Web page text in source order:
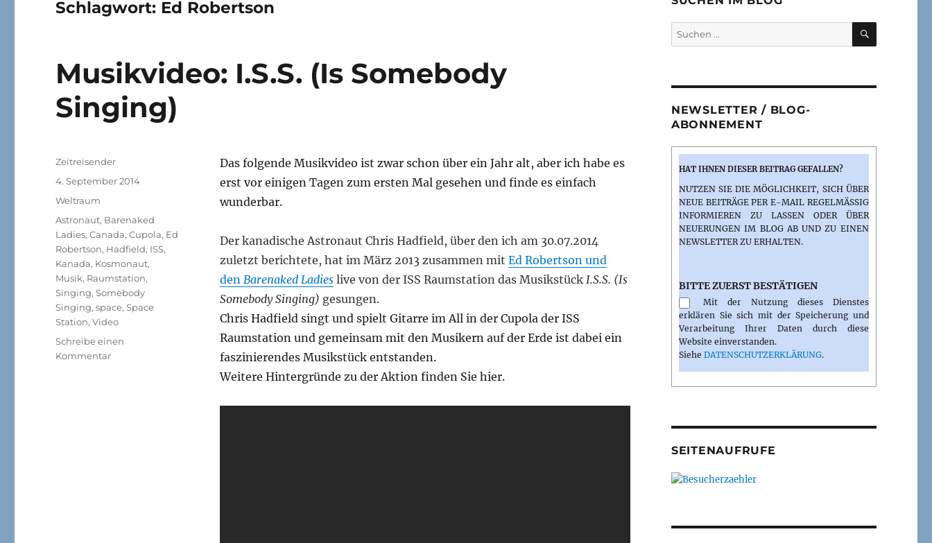
Schlagwort: Ed Robertson
Musikvideo: I.S.S. (Is Somebody
Singing)
Das folgende Musikvideo ist zwar schon über ein Jahr alt, aber ich habe es
erst vor einigen Tagen zum ersten Mal gesehen und finde es einfach
wunderbar.
Der kanadische Astronaut Chris Hadfield, über den ich am 30.07.2014
zuletzt berichtete, hat im März 2013 zusammen mit Ed Robertson und
den Barenaked Ladieslive von der ISS Raumstation das Musikstück I.S.S. (Is
Somebody Singing) gesungen.
Chris Hadfield singt und spielt Gitarre im All in der Cupola der ISS
Raumstation und gemeinsam mit den Musikern auf der Erde ist dabei ein
faszinierendes Musikstück entstanden.
Weitere Hintergründe zu der Aktion finden Sie hier.
Autor
Zeitreisender
Veröffentlicht
4. September 2014
Kategorien
Weltraum
Schlagwörter
Astronaut, Barenaked
Ladies,Canada,Cupola, Ed
Robertson, Hadfield, ISS,
Kanada, Kosmonaut,
Musik, Raumstation,
Singing,Somebody
Singing,space,Space
Station,Video
Schreibe einen
Kommentarzu
Suchen
nach:
SUCHEN
NEWSLETTER / BLOG-
ABONNEMENT
HAT IHNEN DIESER BEITRAG GEFALLEN?
NUTZEN SIE DIE MÖGLICHKEIT, SICH ÜBER
NEUE BEITRÄGE PER E-MAIL REGELMÄSSIG I
NFORMIEREN ZU LASSEN ODER ÜBER N
EUERUNGEN IM BLOG AB UND ZU EINEN N
EWSLETTER ZU ERHALTEN.
BITTE ZUERST BESTÄTIGEN
Mit der Nutzung dieses Dienstes
erklären Sie sich mit der Speicherung und
Verarbeitung Ihrer Daten durch diese
Website einverstanden.
Siehe DATENSCHUTZERKLÄRUNG.
SEITENAUFRUFE